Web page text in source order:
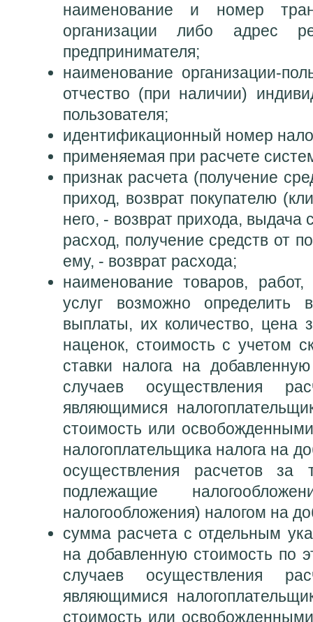
наименование и номер
организации либо адрес
предпринимателя;
наименование организации-
отчество (при наличии)
пользователя;
идентификационный номер
применяемая при расчете
признак расчета (получение
приход, возврат покупателю
него, - возврат прихода, выдача
расход, получение средств от
ему, - возврат расхода;
наименование товаров,
услуг возможно
выплаты, их количество, цена
наценок, стоимость с учетом
ставки налога на
случаев осуществления
являющимися
стоимость или
налогоплательщика налога на
осуществления расчетов
подлежащие
налогообложения) налогом на
сумма расчета с отдельным
на добавленную стоимость по
случаев осуществления
являющимися
стоимость или